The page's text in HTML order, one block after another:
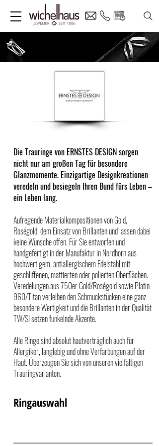
Die Trauringe von ERNSTES DESIGN sorgen
nicht nur am großen Tag für besondere
Glanzmomente. Einzigartige Designkreationen
veredeln und besiegeln Ihren Bund fürs Leben –
ein Leben lang.
Aufregende Materialkompositionen von Gold,
Roségold, dem Einsatz von Brillanten und lassen dabei
keine Wünsche offen. Für Sie entworfen und
handgefertigt in der Manufaktur in Nordhorn aus
hochwertigem, antiallergischem Edelstahl mit
geschliffenen, mattierten oder polierten Oberflächen.
Veredelungen aus 750er Gold/Roségold sowie Platin
960/Titan verleihen den Schmuckstücken eine ganz
besondere Wertigkeit und die Brillanten in der Qualität
TW/SI setzen funkelnde Akzente.
Alle Ringe sind absolut hautverträglich auch für
Allergiker, langlebig und ohne Verfärbungen auf der
Haut. Überzeugen Sie sich von unseren vielfältigen
Trauringvarianten.
Ringauswahl